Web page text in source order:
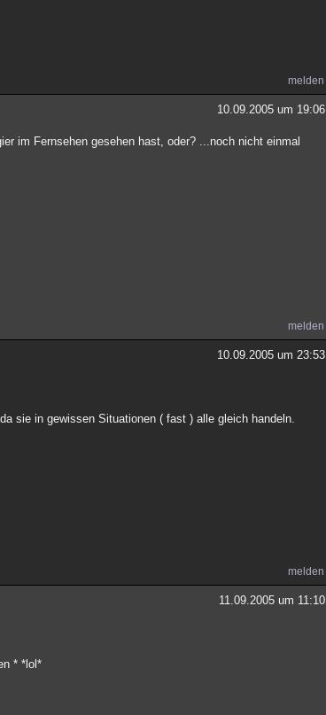
melden
10.09.2005 um 19:06
im Fernsehen gesehen hast, oder? ...noch nicht einmal
melden
10.09.2005 um 23:53
sie in gewissen Situationen ( fast ) alle gleich handeln.
melden
11.09.2005 um 11:10
* *lol*